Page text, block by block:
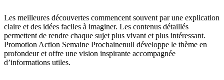
Les meilleures découvertes commencent souvent par une explication
claire et des idées faciles à imaginer. Les contenus détaillés
permettent de rendre chaque sujet plus vivant et plus intéressant.
Promotion Action Semaine Prochainenull développe le thème en
profondeur et offre une vision inspirante accompagnée
d’informations utiles.